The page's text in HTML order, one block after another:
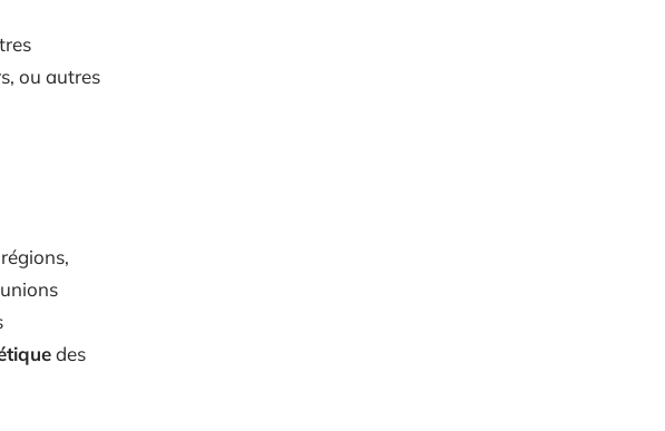
ou autres
des